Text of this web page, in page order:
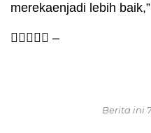
merekaenjadi lebih
 –
Berita ini